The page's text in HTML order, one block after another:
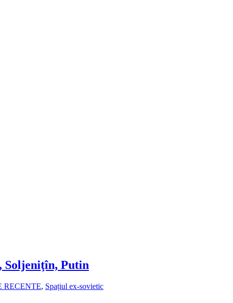
Soljeniţîn, Putin
RECENTE, Spațiul ex-sovietic